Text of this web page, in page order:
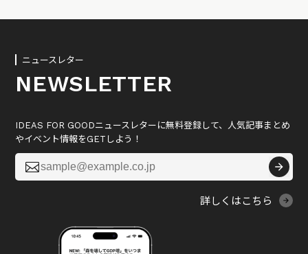
ニュースレター
NEWSLETTER
IDEAS FOR GOODニュースレターに無料登録して、人気記事まとめ
やイベント情報をGETしよう！

詳しくはこちら